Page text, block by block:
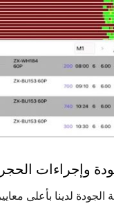
وإجراءات
الجودة لدينا بأعلى